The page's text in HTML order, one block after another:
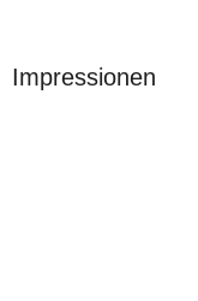
Impressionen